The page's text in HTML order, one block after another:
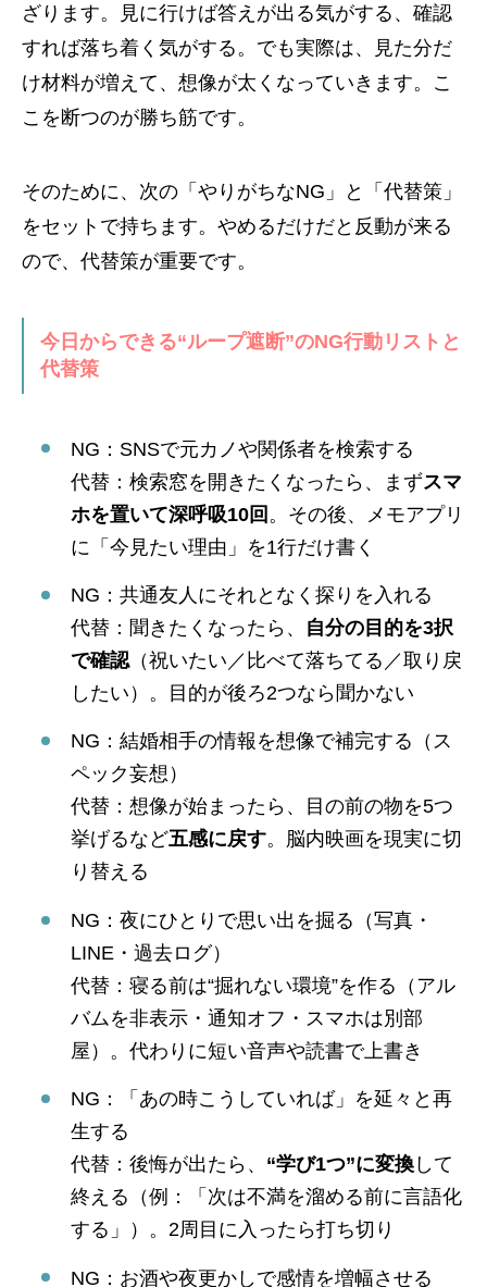
ざります。見に行けば答えが出る気がする、確認
すれば落ち着く気がする。でも実際は、見た分だ
け材料が増えて、想像が太くなっていきます。こ
こを断つのが勝ち筋です。
そのために、次の「やりがちなNG」と「代替策」
をセットで持ちます。やめるだけだと反動が来る
ので、代替策が重要です。
今日からできる“ループ遮断”のNG行動リストと
代替策
NG：SNSで元カノや関係者を検索する
代替：検索窓を開きたくなったら、まずスマ
ホを置いて深呼吸10回 。その後、メモアプリ
に「今見たい理由」を1行だけ書く
NG：共通友人にそれとなく探りを入れる
代替：聞きたくなったら、 自分の目的を3択
で確認（祝いたい／比べて落ちてる／取り戻
したい）。目的が後ろ2つなら聞かない
NG：結婚相手の情報を想像で補完する（ス
ペック妄想）
代替：想像が始まったら、目の前の物を5つ
挙げるなど五感に戻す。脳内映画を現実に切
り替える
NG：夜にひとりで思い出を掘る（写真・
LINE・過去ログ）
代替：寝る前は“掘れない環境”を作る（アル
バムを非表示・通知オフ・スマホは別部
屋）。代わりに短い音声や読書で上書き
NG：「あの時こうしていれば」を延々と再
生する
代替：後悔が出たら、 “学び1つ”に変換 して
終える（例：「次は不満を溜める前に言語化
する」）。2周目に入ったら打ち切り
NG：お酒や夜更かしで感情を増幅させる